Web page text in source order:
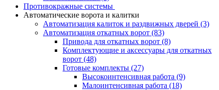
Противокражные системы
Автоматические ворота и калитки
Автоматизация калиток и раздвижных дверей (3)
Автоматизация откатных ворот (83)
Привода для откатных ворот (8)
Комплектующие и аксессуары для откатных
ворот (48)
Готовые комплекты (27)
Высокоинтенсивная работа (9)
Малоинтенсивная работа (18)